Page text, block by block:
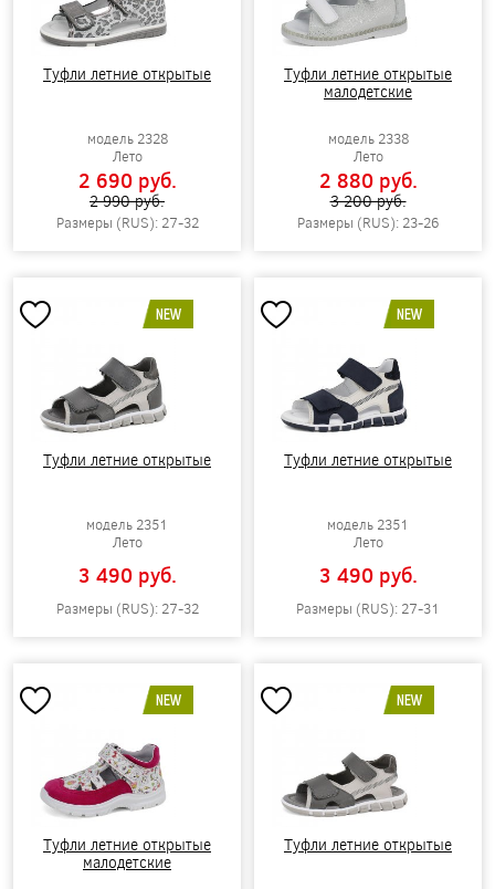
Туфли летние открытые
модель 2328
Лето
2 690 pуб.
2 990 pуб.
Размеры (RUS): 27-32
Туфли летние открытые
малодетские
модель 2338
Лето
2 880 pуб.
3 200 pуб.
Размеры (RUS): 23-26
NEW
Туфли летние открытые
модель 2351
Лето
3 490 pуб.
Размеры (RUS): 27-32
NEW
Туфли летние открытые
модель 2351
Лето
3 490 pуб.
Размеры (RUS): 27-31
NEW
Туфли летние открытые
малодетские
NEW
Туфли летние открытые